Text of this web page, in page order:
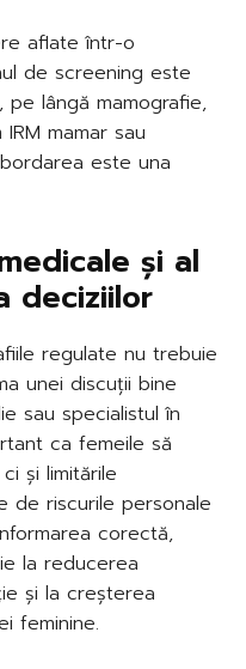
aflate într-o
de screening este
pe lângă mamografie,
mamar sau
este una
și al
deciziilor
regulate nu trebuie
unei discuții bine
sau specialistul în
ca femeile să
și limitările
de riscurile personale
corectă,
la reducerea
și la creșterea
feminine.